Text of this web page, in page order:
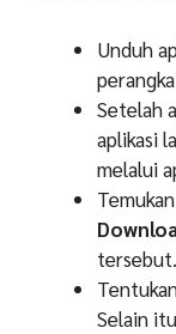
Unduh
Setelah
aplikasi
melalui
tersebut.
Selain